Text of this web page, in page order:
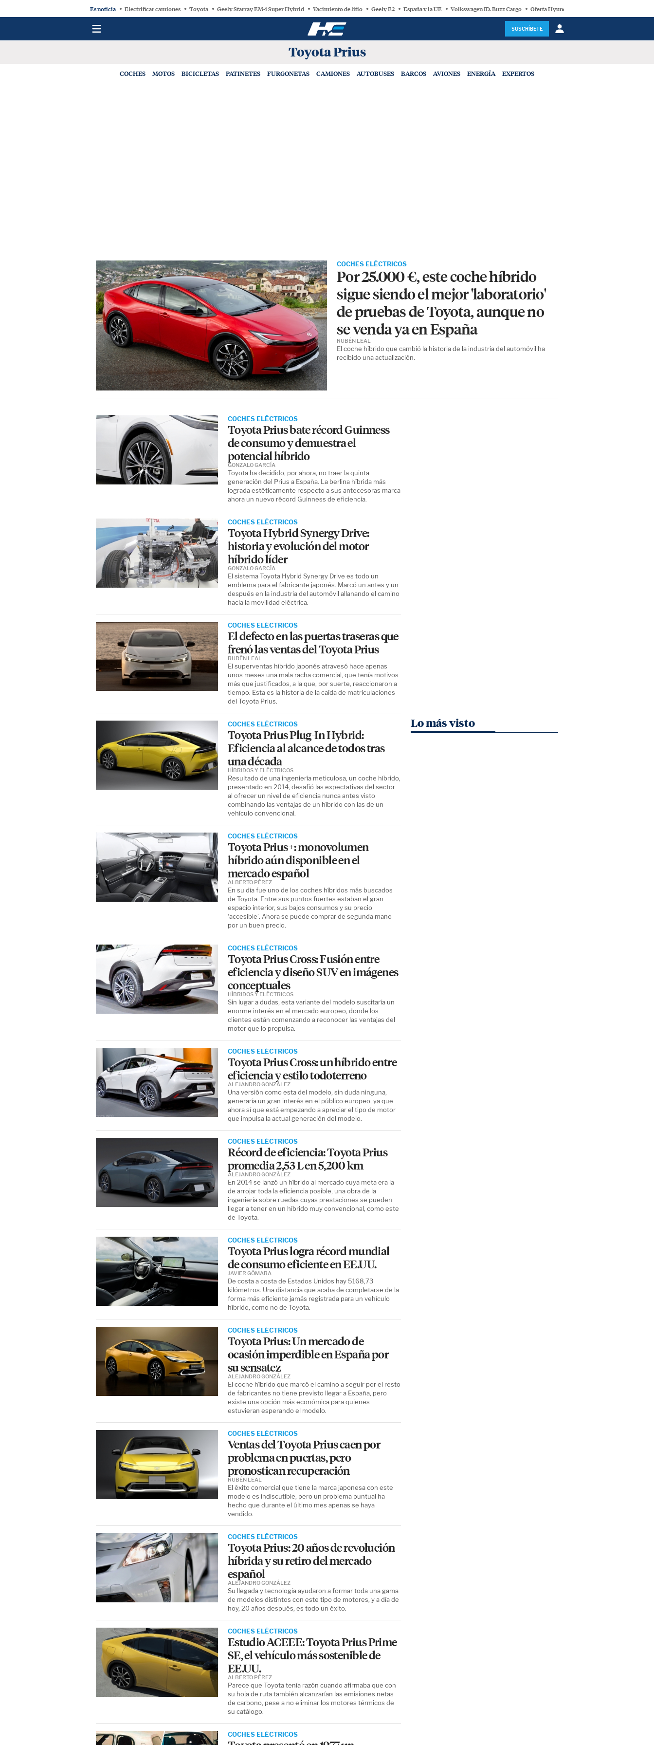
Es noticia Electrificar camiones Toyota Geely Starray EM-i Super Hybrid Yacimiento de litio Geely E2 España y la UE Volkswagen ID. Buzz Cargo Oferta Hyundai
SUSCRÍBETE
Toyota Prius
COCHES MOTOS BICICLETAS PATINETES FURGONETAS CAMIONES AUTOBUSES BARCOS AVIONES ENERGÍA EXPERTOS
COCHES ELÉCTRICOS
Por 25.000 €, este coche híbrido
sigue siendo el mejor 'laboratorio'
de pruebas de Toyota, aunque no
se venda ya en España
El coche híbrido que cambió la historia de la industria del automóvil ha
recibido una actualización.
RUBÉN LEAL
COCHES ELÉCTRICOS
Toyota Prius bate récord Guinness
de consumo y demuestra el
potencial híbrido
Toyota ha decidido, por ahora, no traer la quinta
generación del Prius a España. La berlina híbrida más
lograda estéticamente respecto a sus antecesoras marca
ahora un nuevo récord Guinness de eficiencia.
GONZALO GARCÍA
COCHES ELÉCTRICOS
Toyota Hybrid Synergy Drive:
historia y evolución del motor
híbrido líder
El sistema Toyota Hybrid Synergy Drive es todo un
emblema para el fabricante japonés. Marcó un antes y un
después en la industria del automóvil allanando el camino
hacia la movilidad eléctrica.
GONZALO GARCÍA
COCHES ELÉCTRICOS
El defecto en las puertas traseras que
frenó las ventas del Toyota Prius
El superventas híbrido japonés atravesó hace apenas
unos meses una mala racha comercial, que tenía motivos
más que justificados, a la que, por suerte, reaccionaron a
tiempo. Esta es la historia de la caída de matriculaciones
del Toyota Prius.
RUBÉN LEAL
COCHES ELÉCTRICOS
Toyota Prius Plug-In Hybrid:
Eficiencia al alcance de todos tras
una década
Resultado de una ingeniería meticulosa, un coche híbrido,
presentado en 2014, desafió las expectativas del sector
al ofrecer un nivel de eficiencia nunca antes visto
combinando las ventajas de un híbrido con las de un
vehículo convencional.
HÍBRIDOS Y ELÉCTRICOS
COCHES ELÉCTRICOS
Toyota Prius+: monovolumen
híbrido aún disponible en el
mercado español
En su día fue uno de los coches híbridos más buscados
de Toyota. Entre sus puntos fuertes estaban el gran
espacio interior, sus bajos consumos y su precio
‘accesible’. Ahora se puede comprar de segunda mano
por un buen precio.
ALBERTO PÉREZ
COCHES ELÉCTRICOS
Toyota Prius Cross: Fusión entre
eficiencia y diseño SUV en imágenes
conceptuales
Sin lugar a dudas, esta variante del modelo suscitaría un
enorme interés en el mercado europeo, donde los
clientes están comenzando a reconocer las ventajas del
motor que lo propulsa.
HÍBRIDOS Y ELÉCTRICOS
COCHES ELÉCTRICOS
Toyota Prius Cross: un híbrido entre
eficiencia y estilo todoterreno
Una versión como esta del modelo, sin duda ninguna,
generaría un gran interés en el público europeo, ya que
ahora sí que está empezando a apreciar el tipo de motor
que impulsa la actual generación del modelo.
ALEJANDRO GONZÁLEZ
COCHES ELÉCTRICOS
Récord de eficiencia: Toyota Prius
promedia 2,53 L en 5,200 km
En 2014 se lanzó un híbrido al mercado cuya meta era la
de arrojar toda la eficiencia posible, una obra de la
ingeniería sobre ruedas cuyas prestaciones se pueden
llegar a tener en un híbrido muy convencional, como este
de Toyota.
ALEJANDRO GONZÁLEZ
COCHES ELÉCTRICOS
Toyota Prius logra récord mundial
de consumo eficiente en EE.UU.
De costa a costa de Estados Unidos hay 5168,73
kilómetros. Una distancia que acaba de completarse de la
forma más eficiente jamás registrada para un vehículo
híbrido, como no de Toyota.
JAVIER GÓMARA
COCHES ELÉCTRICOS
Toyota Prius: Un mercado de
ocasión imperdible en España por
su sensatez
El coche híbrido que marcó el camino a seguir por el resto
de fabricantes no tiene previsto llegar a España, pero
existe una opción más económica para quienes
estuvieran esperando el modelo.
ALEJANDRO GONZÁLEZ
COCHES ELÉCTRICOS
Ventas del Toyota Prius caen por
problema en puertas, pero
pronostican recuperación
El éxito comercial que tiene la marca japonesa con este
modelo es indiscutible, pero un problema puntual ha
hecho que durante el último mes apenas se haya
vendido.
RUBÉN LEAL
COCHES ELÉCTRICOS
Toyota Prius: 20 años de revolución
híbrida y su retiro del mercado
español
Su llegada y tecnología ayudaron a formar toda una gama
de modelos distintos con este tipo de motores, y a día de
hoy, 20 años después, es todo un éxito.
ALEJANDRO GONZÁLEZ
COCHES ELÉCTRICOS
Estudio ACEEE: Toyota Prius Prime
SE, el vehículo más sostenible de
EE.UU.
Parece que Toyota tenía razón cuando afirmaba que con
su hoja de ruta también alcanzarían las emisiones netas
de carbono, pese a no eliminar los motores térmicos de
su catálogo.
ALBERTO PÉREZ
COCHES ELÉCTRICOS
Lo más visto